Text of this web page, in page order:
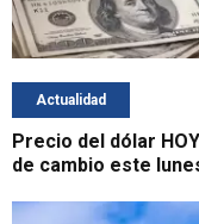
Actualidad
Precio del dólar
de cambio este